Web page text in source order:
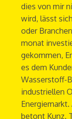
dies von mir
wird, lässt
oder
monat
gekommen,
es dem
Wasserstoff-
industriellen
betont Kunz.